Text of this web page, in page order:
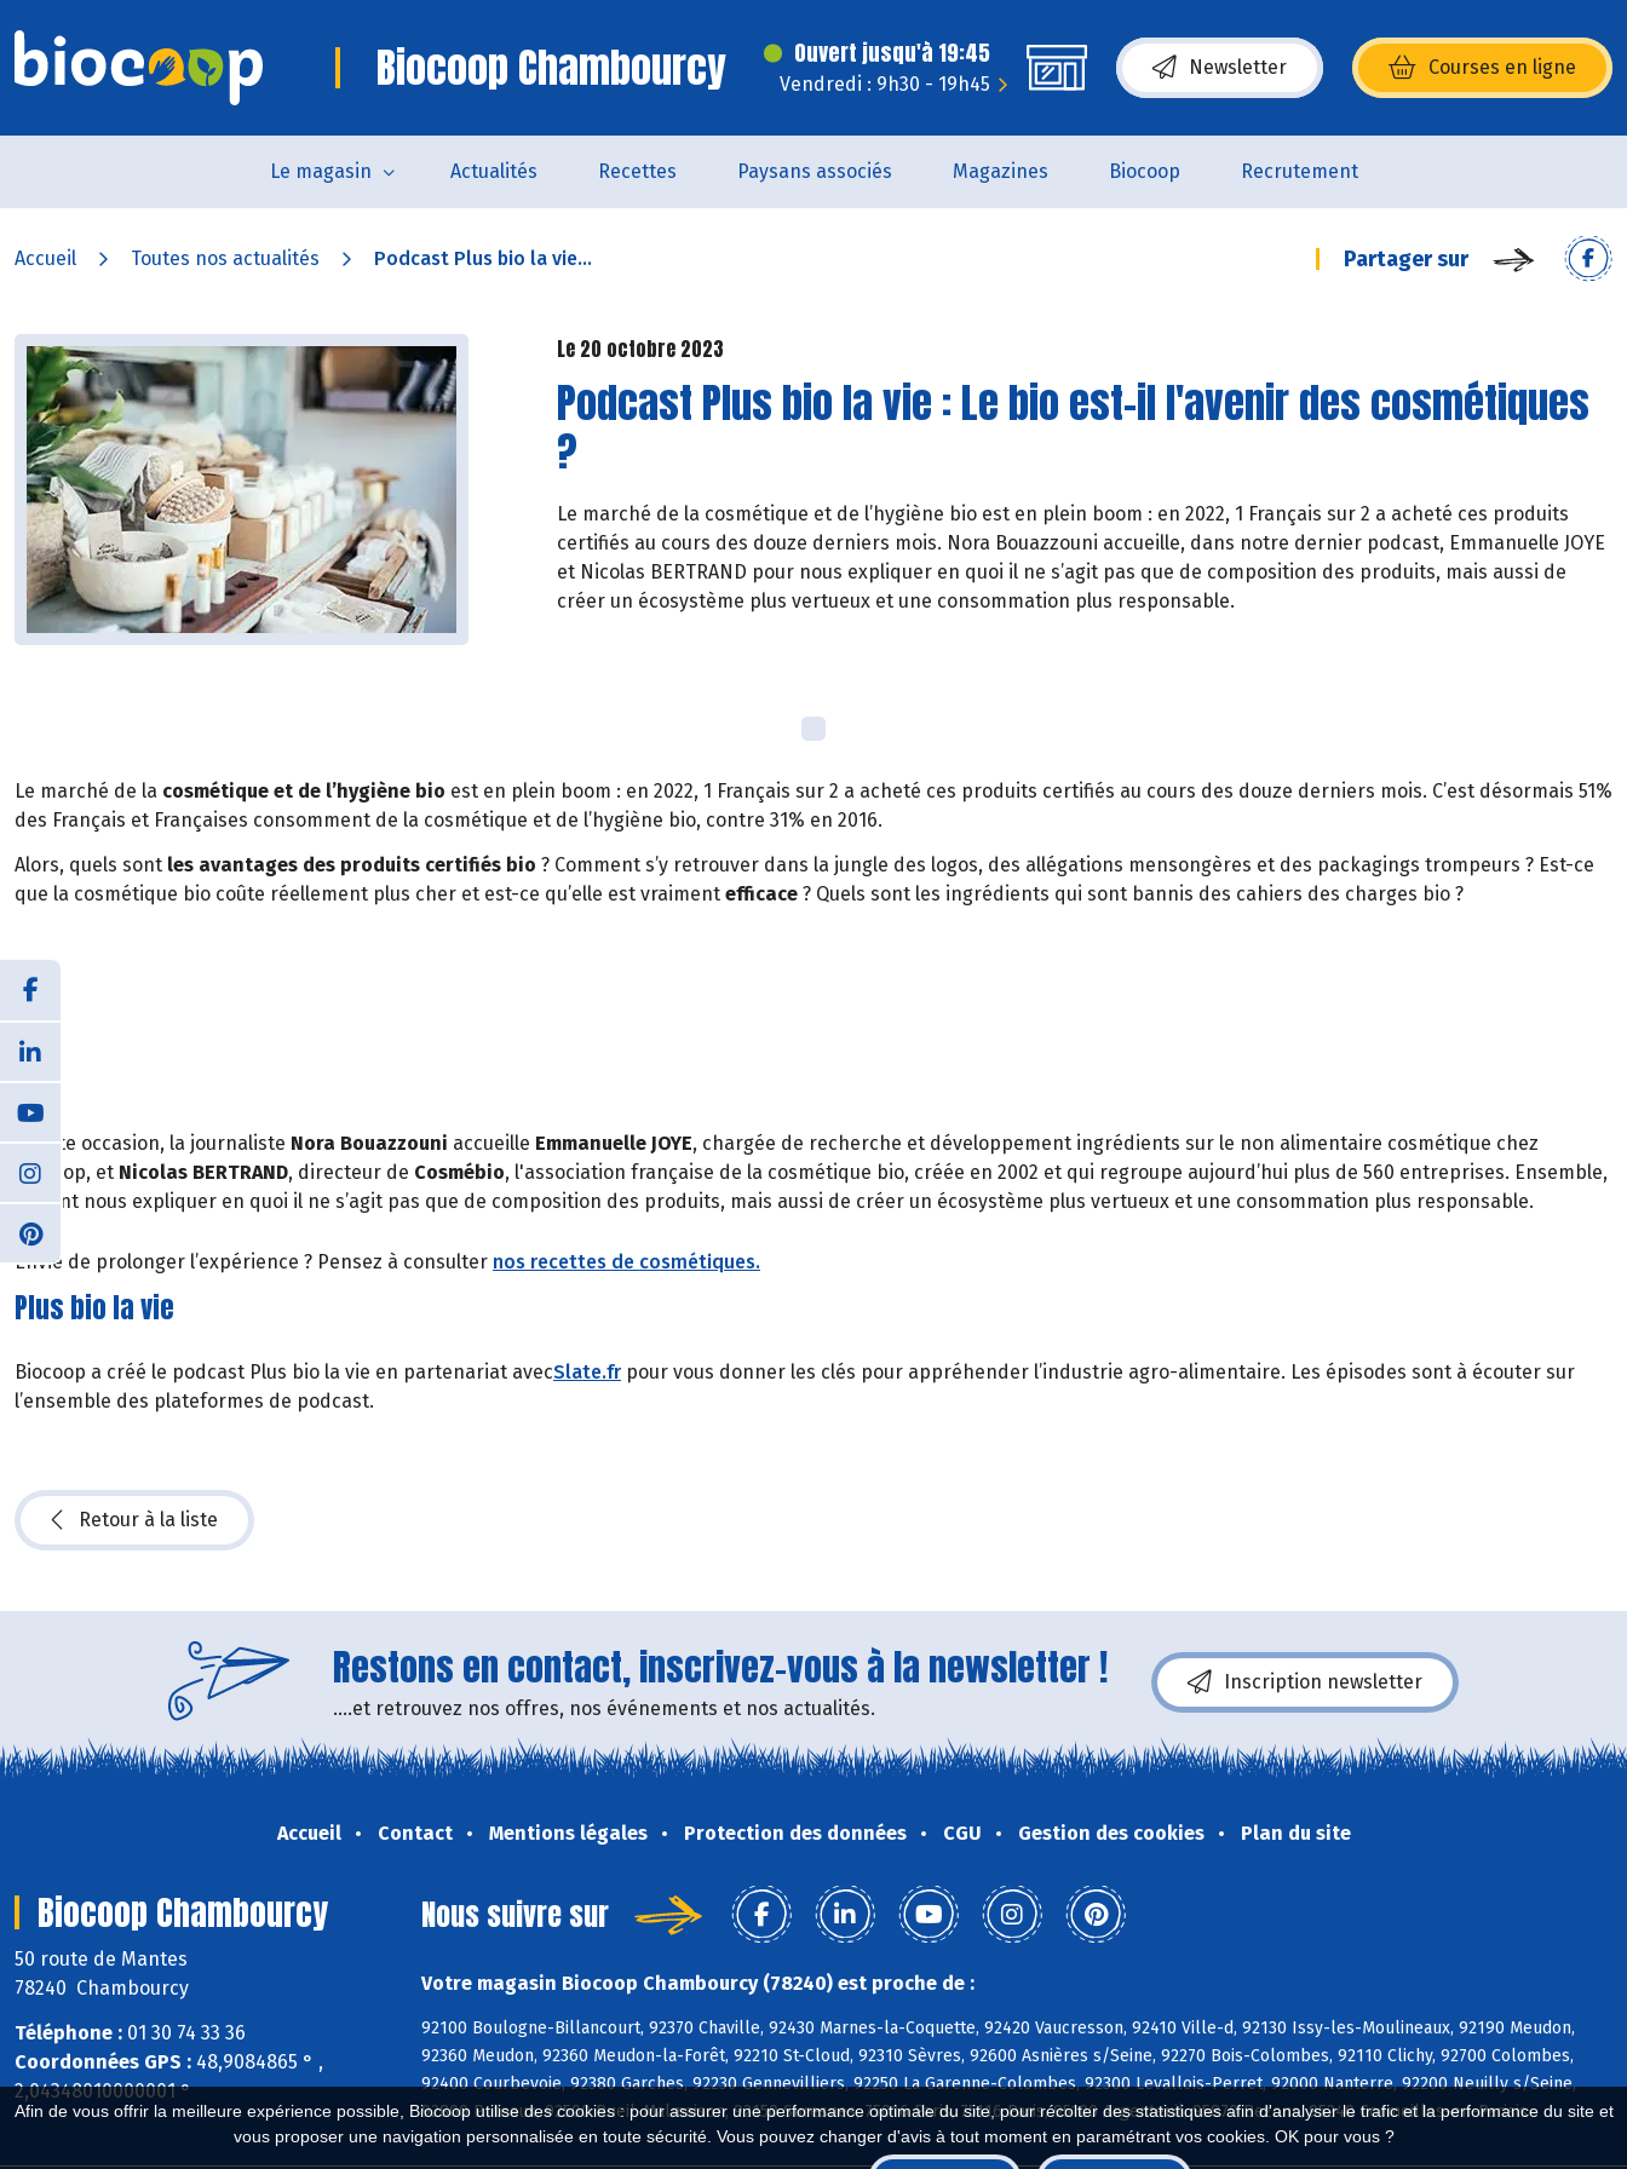
Afin de vous offrir la meilleure expérience possible, Biocoop utilise des cookies : pour assurer une performance optimale du site, pour récolter des statistiques afin d'analyser le trafic et la performance du site et
vous proposer une navigation personnalisée en toute sécurité. Vous pouvez changer d'avis à tout moment en paramétrant vos cookies. OK pour vous ?
Biocoop Chambourcy Ouvert jusqu'à 19:45
Vendredi : 9h30 - 19h45
Newsletter Courses en ligne
(s’ouvre dans une nouvelle fenêtre)
Le magasin Actualités Recettes Paysans associés Magazines Biocoop Recrutement
Accueil Toutes nos actualités Podcast Plus bio la vie... Partager sur
Le 20 octobre 2023
Podcast Plus bio la vie : Le bio est-il l'avenir des cosmétiques
?
Le marché de la cosmétique et de l’hygiène bio est en plein boom : en 2022, 1 Français sur 2 a acheté ces produits
certifiés au cours des douze derniers mois. Nora Bouazzouni accueille, dans notre dernier podcast, Emmanuelle JOYE
et Nicolas BERTRAND pour nous expliquer en quoi il ne s’agit pas que de composition des produits, mais aussi de
créer un écosystème plus vertueux et une consommation plus responsable.
Le marché de la cosmétique et de l’hygiène bio est en plein boom : en 2022, 1 Français sur 2 a acheté ces produits certifiés au cours des douze derniers mois. C’est désormais 51%
des Français et Françaises consomment de la cosmétique et de l’hygiène bio, contre 31% en 2016.
Alors, quels sont les avantages des produits certifiés bio ? Comment s’y retrouver dans la jungle des logos, des allégations mensongères et des packagings trompeurs ? Est-ce
que la cosmétique bio coûte réellement plus cher et est-ce qu’elle est vraiment efficace ? Quels sont les ingrédients qui sont bannis des cahiers des charges bio ?
A cette occasion, la journaliste Nora Bouazzouni accueille Emmanuelle JOYE, chargée de recherche et développement ingrédients sur le non alimentaire cosmétique chez
Biocoop, et Nicolas BERTRAND, directeur de Cosmébio, l'association française de la cosmétique bio, créée en 2002 et qui regroupe aujourd’hui plus de 560 entreprises. Ensemble,
ils vont nous expliquer en quoi il ne s’agit pas que de composition des produits, mais aussi de créer un écosystème plus vertueux et une consommation plus responsable.
Envie de prolonger l’expérience ? Pensez à consulter nos recettes de cosmétiques.
Plus bio la vie
Biocoop a créé le podcast Plus bio la vie en partenariat avecSlate.fr pour vous donner les clés pour appréhender l’industrie agro-alimentaire. Les épisodes sont à écouter sur
l’ensemble des plateformes de podcast.
Retour à la liste
Restons en contact, inscrivez-vous à la newsletter !
....et retrouvez nos offres, nos événements et nos actualités.
Inscription newsletter
Accueil Contact Mentions légales Protection des données CGU Gestion des cookies Plan du site
Biocoop Chambourcy
50 route de Mantes
78240 Chambourcy
Téléphone : 01 30 74 33 36
Coordonnées GPS : 48,9084865 ° ,
2,04348010000001 °
Nous suivre sur
Votre magasin Biocoop Chambourcy (78240) est proche de :
92100 Boulogne-Billancourt, 92370 Chaville, 92430 Marnes-la-Coquette, 92420 Vaucresson, 92410 Ville-d, 92130 Issy-les-Moulineaux, 92190 Meudon,
92360 Meudon, 92360 Meudon-la-Forêt, 92210 St-Cloud, 92310 Sèvres, 92600 Asnières s/Seine, 92270 Bois-Colombes, 92110 Clichy, 92700 Colombes,
92400 Courbevoie, 92380 Garches, 92230 Gennevilliers, 92250 La Garenne-Colombes, 92300 Levallois-Perret, 92000 Nanterre, 92200 Neuilly s/Seine,
92800 Puteaux, 92500 Rueil-Malmaison, 92150 Suresnes, 75016 Paris, 75116 Paris, 95100 Argenteuil, 95870 Bezons, 95240 Cormeilles-en-Parisis